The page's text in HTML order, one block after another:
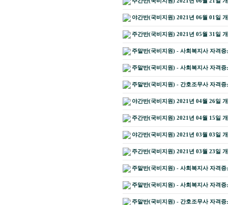
야간반(국비지원) 2021년 06월 01일
주간반(국비지원) 2021년 05월 31일
주말반(국비지원) - 사회복지사 자격
주말반(국비지원) - 사회복지사 자격
주말반(국비지원) - 간호조무사 자격
야간반(국비지원) 2021년 04월 26일
주간반(국비지원) 2021년 04월 15일
야간반(국비지원) 2021년 03월 03일
주간반(국비지원) 2021년 03월 23일
주말반(국비지원) - 사회복지사 자격
주말반(국비지원) - 사회복지사 자격
주말반(국비지원) - 간호조무사 자격